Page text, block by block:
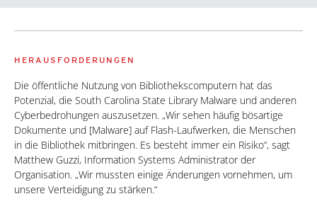
HERAUSFORDERUNGEN
Die öffentliche Nutzung von Bibliothekscomputern hat das
Potenzial, die South Carolina State Library Malware und anderen
Cyberbedrohungen auszusetzen. „Wir sehen häufig bösartige
Dokumente und [Malware] auf Flash-Laufwerken, die Menschen
in die Bibliothek mitbringen. Es besteht immer ein Risiko“, sagt
Matthew Guzzi, Information Systems Administrator der
Organisation. „Wir mussten einige Änderungen vornehmen, um
unsere Verteidigung zu stärken.“